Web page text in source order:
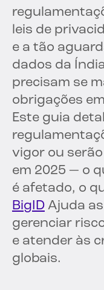
leis de
e a tão
dados da
precisam se
obrigações
Este guia
vigor ou
em 2025 — o
é afetado, o
BigID Ajuda
gerenciar
e atender às
globais.